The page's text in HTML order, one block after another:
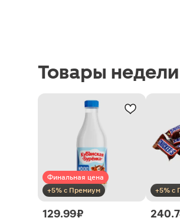
Товары недели
Финальная цена
+5% с Премиум
129.99 ₽
+5% с